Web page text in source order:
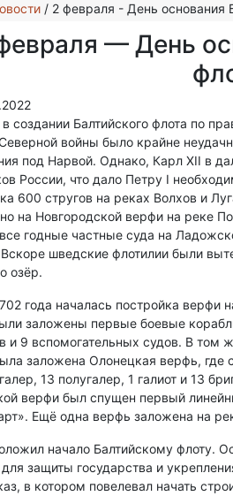
/ 2 февраля - День основания
— День
в создании Балтийского флота по
войны было крайне
под Нарвой. Однако, Карл XII в
России, что дало Петру I
600 стругов на реках Волхов и
на Новгородской верфи на реке
годные частные суда на
шведские флотилии были
озёр.
года началась постройка
заложены первые боевые
и 9 вспомогательных судов. В том
заложена Олонецкая верфь, где
13 полугалер, 1 галиот и 13
верфи был спущен первый
Ещё одна верфь заложена на
начало Балтийскому флоту.
для защиты государства и
в котором повелевал начать